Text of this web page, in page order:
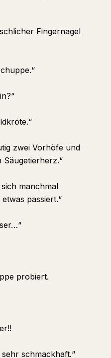
Fingernagel
zwei Vorhöfe und
Säugetierherz.“
manchmal
passiert.“
probiert.
schmackhaft.“